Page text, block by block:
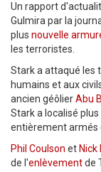
Un rapport
Gulmira par la
plus nouvelle
les terroristes.
Stark a attaqué les
humains et aux
ancien géôlierAbu
Stark a localisé
entièrement armés
Phil Coulson et Nick
de l'enlèvementde